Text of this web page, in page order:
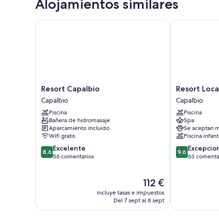
Alojamientos similares
Resort
Capalbio
Capalbio
Resort Capalbio
Capalbio
Piscina
Bañera de hidromasaje
Aparcamiento incluido
Wifi gratis
8.6
sobre
8,6 Excelente
56 comentarios
El
precio
actual
112 €
incluye tasas e impuestos
Del 7 sept al 8 sept
Resort Capalbio
Resort
Locanda
Rossa
Capalbio
Resort
Capalbio
Piscina
Spa
Se aceptan
Piscina
9.6
sobre
9,6
63
Resort